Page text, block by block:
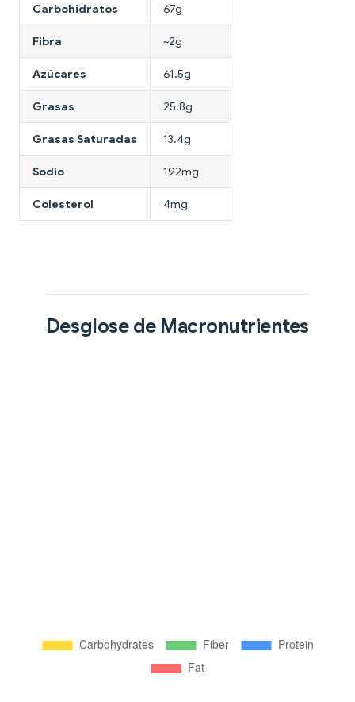
Carbohidratos 67g
Fibra ~2g
Azúcares 61.5g
Grasas 25.8g
Grasas Saturadas 13.4g
Sodio 192mg
Colesterol 4mg
Desglose de Macronutrientes